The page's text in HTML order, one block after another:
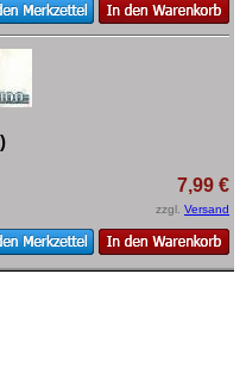
7,99 €
zzgl. Versand